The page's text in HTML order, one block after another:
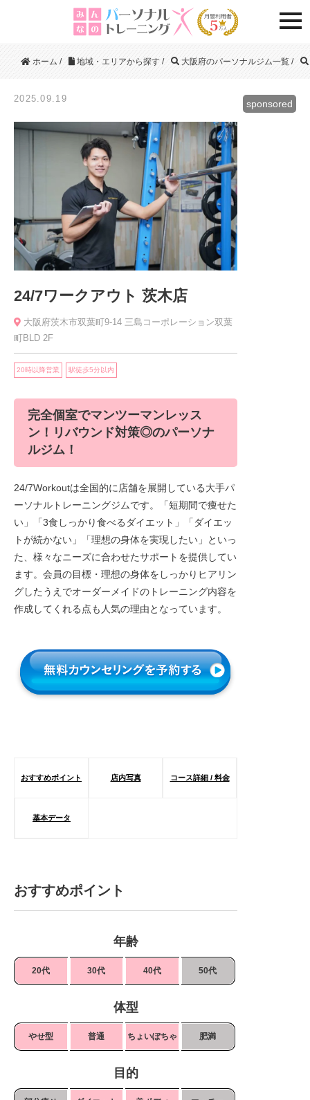
ホーム / 地域・エリアから探す / 大阪府のパーソナルジム一覧 /
sponsored
2025.09.19
24/7ワークアウト 茨木店
大阪府茨木市双葉町9-14 三島コーポレーション双葉
町BLD 2F
20時以降営業 駅徒歩5分以内
完全個室でマンツーマンレッス
ン！リバウンド対策◎のパーソナ
ルジム！
24/7Workoutは全国的に店舗を展開している大手パ
ーソナルトレーニングジムです。「短期間で痩せた
い」「3食しっかり食べるダイエット」「ダイエッ
トが続かない」「理想の身体を実現したい」といっ
た、様々なニーズに合わせたサポートを提供してい
ます。会員の目標・理想の身体をしっかりヒアリン
グしたうえでオーダーメイドのトレーニング内容を
作成してくれる点も人気の理由となっています。
おすすめポイント 店内写真 コース詳細 / 料金
基本データ
おすすめポイント
年齢
20代 30代 40代 50代
体型
やせ型 普通 ちょいぽちゃ 肥満
目的